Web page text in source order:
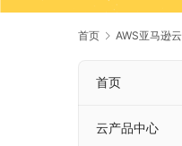
首页 AWS亚马逊云
首页
云产品中心